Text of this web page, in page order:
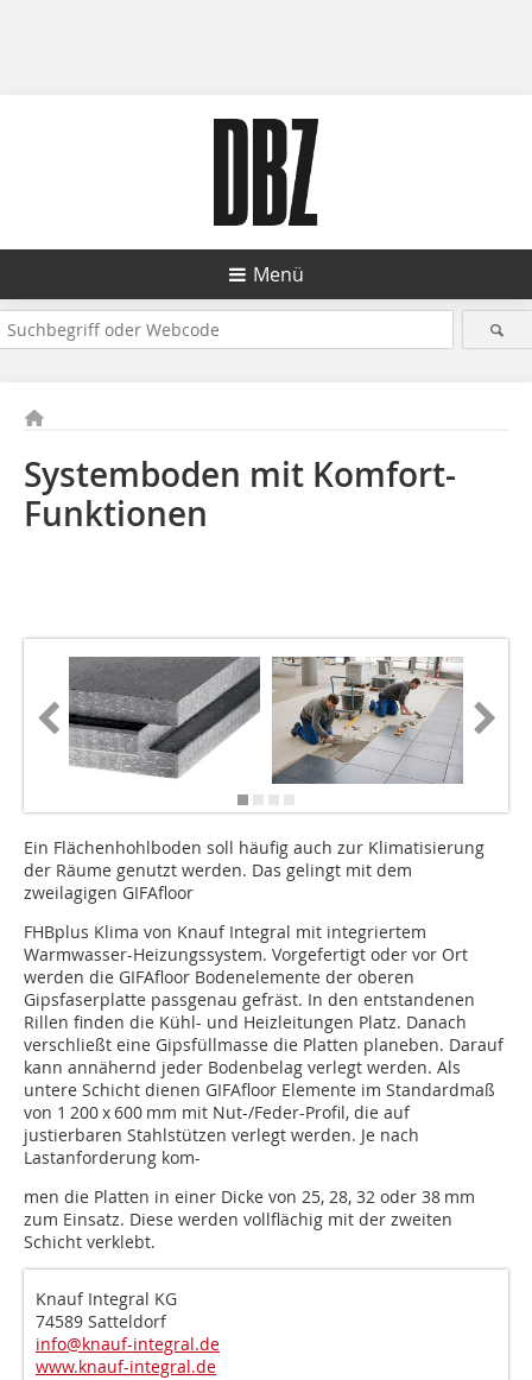
Menü
Systemboden mit Komfort-
Funktionen
Ein Flächenhohlboden soll häufig auch zur Klima­tisierung
der Räume genutzt werden. Das gelingt mit dem
zweilagigen GIFAfloor
FHBplus Klima von Knauf Integral mit integriertem
Warmwasser-Heizungssystem. Vor­gefertigt oder vor Ort
werden die GIFAfloor Bodenelemente der oberen
Gipsfaserplatte passgenau gefräst. In den entstandenen
Rillen finden die Kühl- und Heizleitungen Platz. Danach
verschließt eine Gipsfüllmasse die Platten planeben. Darauf
kann annähernd jeder Bodenbelag verlegt werden. Als
untere Schicht dienen GIFAfloor Elemente im Standardmaß
von 1 200 x 600 mm mit Nut-/Feder-Profil, die auf
justierbaren Stahlstützen verlegt werden. Je nach
Lastanforderung kom-
men die Platten in einer Dicke von 25, 28, 32 oder 38 mm
zum Einsatz. Diese werden vollflächig mit der zweiten
Schicht verklebt.
Knauf Integral KG
74589 Satteldorf
info@knauf-integral.de
www.knauf-integral.de